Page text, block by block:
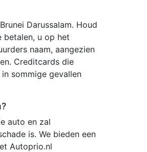
Darussalam. Houd
betalen, u op het
naam, aangezien
Creditcards die
sommige gevallen
auto en zal
is. We bieden een
Autoprio.nl